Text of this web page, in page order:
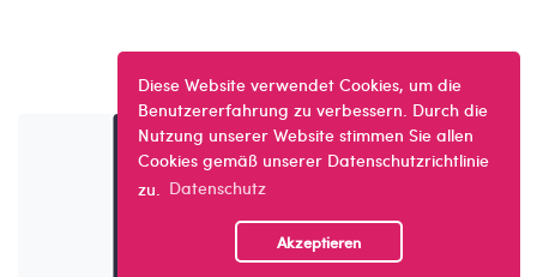
Diese Website verwendet Cookies, um die
Benutzererfahrung zu verbessern. Durch die
Nutzung unserer Website stimmen Sie allen
Cookies gemäß unserer Datenschutzrichtlinie
zu.
Datenschutz
Akzeptieren